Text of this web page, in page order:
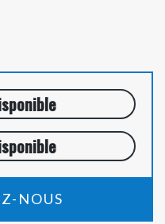
NOUS